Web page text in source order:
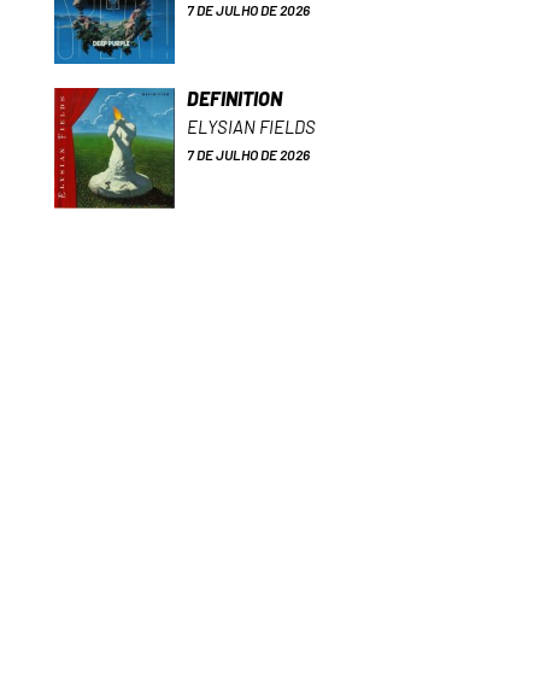
7 DE JULHO DE 2026
DEFINITION
ELYSIAN FIELDS
7 DE JULHO DE 2026